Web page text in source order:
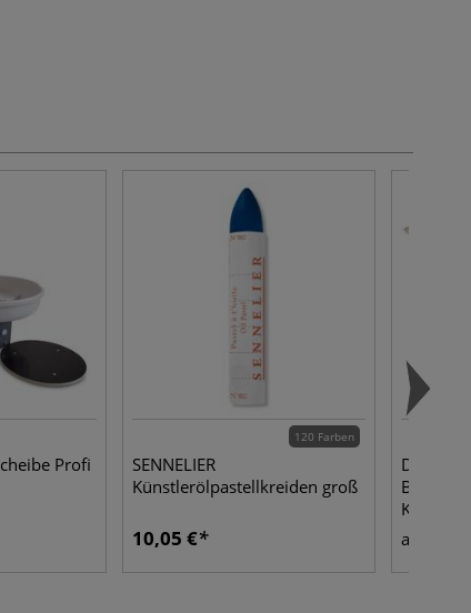
Profi
120 Farben
SENNELIER
Künstlerölpastellkreiden groß
10,05 €
DALER-
ab